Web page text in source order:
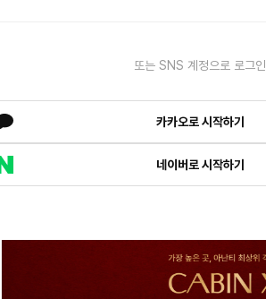
또는 SNS 계정으로 로그인
카카오로 시작하기
네이버로 시작하기